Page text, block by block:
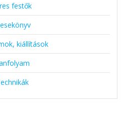
festők
kiállítások